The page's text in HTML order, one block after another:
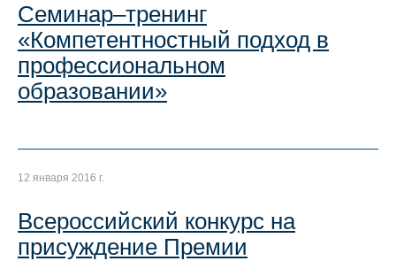
Семинар–тренинг
«Компетентностный подход в
профессиональном
образовании»
12 января 2016 г.
Всероссийский конкурс на
присуждение Премии